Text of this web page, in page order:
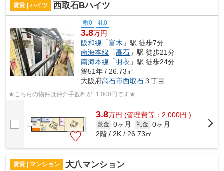
賃貸 | ハイツ 西取石Bハイツ
敷0 礼0
3.8万円
阪和線 「富木 」駅 徒歩7分
南海本線 「高石 」駅 徒歩21分
南海本線 「羽衣 」駅 徒歩24分
築51年 / 26.73㎡
大阪府高石市西取石３丁目
★こちらの物件は仲介手数料が11,000円です★
3.8万円 (管理費等：2,000円 )
敷金 0ヶ月 礼金 0ヶ月
2階 / 2K / 26.73㎡
賃貸 | マンション 大八マンション